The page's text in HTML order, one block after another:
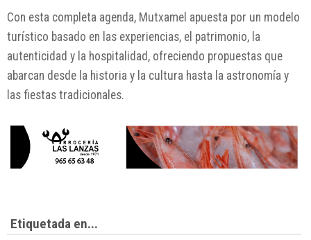
Con esta completa agenda, Mutxamel apuesta por un modelo
turístico basado en las experiencias, el patrimonio, la
autenticidad y la hospitalidad, ofreciendo propuestas que
abarcan desde la historia y la cultura hasta la astronomía y
las fiestas tradicionales.
Etiquetada en...